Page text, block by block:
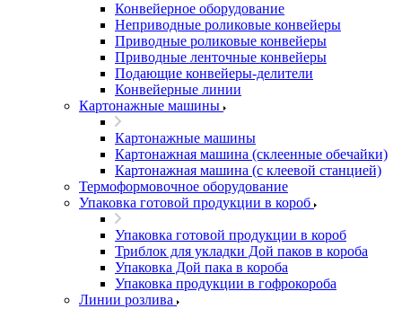
Конвейерное оборудование
Неприводные роликовые конвейеры
Приводные роликовые конвейеры
Приводные ленточные конвейеры
Подающие конвейеры-делители
Конвейерные линии
Картонажные машины
Картонажные машины
Картонажная машина (склеенные обечайки)
Картонажная машина (с клеевой станцией)
Термоформовочное оборудование
Упаковка готовой продукции в короб
Упаковка готовой продукции в короб
Триблок для укладки Дой паков в короба
Упаковка Дой пака в короба
Упаковка продукции в гофрокороба
Линии розлива